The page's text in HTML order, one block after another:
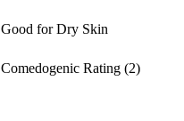
Good for Dry Skin
Comedogenic Rating (2)